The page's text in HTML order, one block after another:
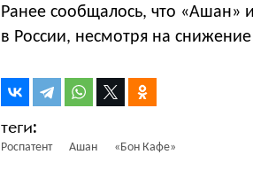
Ранее сообщалось, что «Ашан»
в России, несмотря на
Роспатент Ашан «Бон Кафе»